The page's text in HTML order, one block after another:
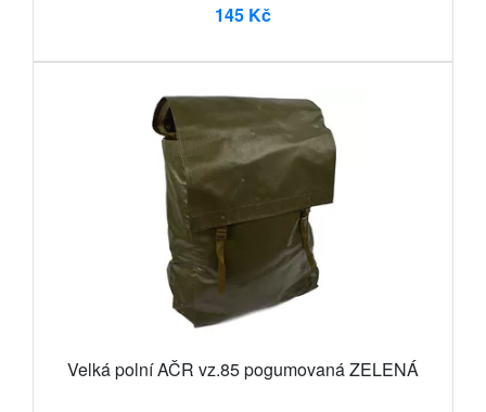
145 Kč
Velká polní AČR vz.85 pogumovaná ZELENÁ